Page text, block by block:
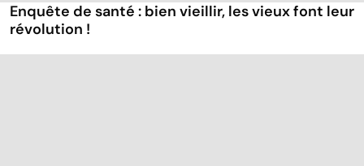
Enquête de santé : bien vieillir, les vieux font leur
révolution !